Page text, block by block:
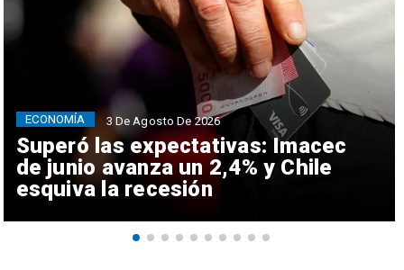
Superó las expectativas: Imacec
de junio avanza un 2,4% y Chile
esquiva la recesión
ECONOMÍA 3 De Agosto De 2026